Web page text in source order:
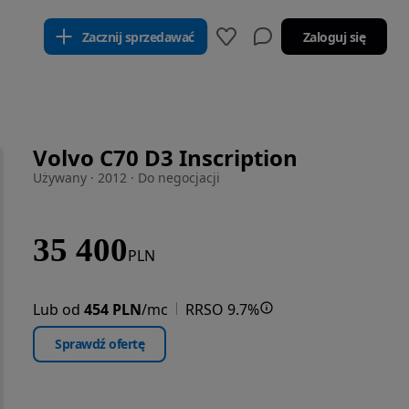
Zacznij sprzedawać Zaloguj się
Volvo C70 D3 Inscription
Używany · 2012 · Do negocjacji
35 400PLN
Lub od 454 PLN/mc RRSO 9.7%
Sprawdź ofertę